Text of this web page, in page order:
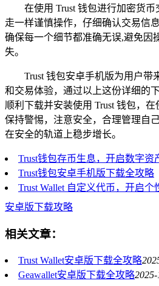
在使用 Trust 钱包进行加密货
走一样谨慎操作，仔细确认交易信
确保每一个细节都准确无误,避免因
失。
Trust 钱包安卓手机版为用户带
和交易体验，通过以上这份详细的
顺利下载并安装使用 Trust 钱包，
保持警惕，注意安全，合理管理自
在安全的轨道上稳步增长。
Trust钱包存币生息，开启数字资
Trust钱包安卓手机版下载全攻略
Trust Wallet 自定义代币，开启
安卓版下载攻略
相关文章：
Trust Wallet安卓版下载全攻略
Geawallet安卓版下载全攻略